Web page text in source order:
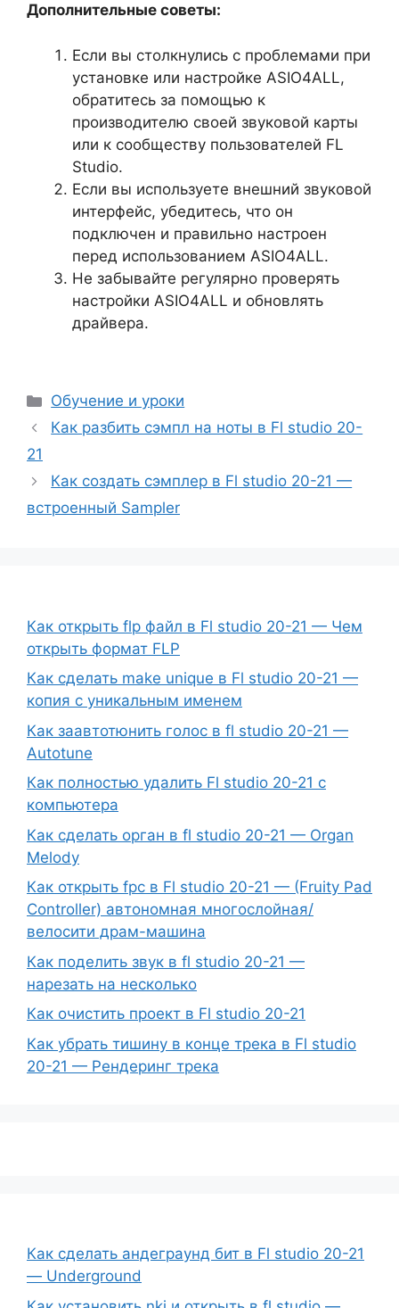
Дополнительные советы:
Если вы столкнулись с проблемами при
установке или настройке ASIO4ALL,
обратитесь за помощью к
производителю своей звуковой карты
или к сообществу пользователей FL
Studio.
Если вы используете внешний звуковой
интерфейс, убедитесь, что он
подключен и правильно настроен
перед использованием ASIO4ALL.
Не забывайте регулярно проверять
настройки ASIO4ALL и обновлять
драйвера.
Рубрики
Обучение и уроки
Как разбить сэмпл на ноты в Fl studio 20-
21
Как создать сэмплер в Fl studio 20-21 —
встроенный Sampler
Как открыть flp файл в Fl studio 20-21 — Чем
открыть формат FLP
Как сделать make unique в Fl studio 20-21 —
копия с уникальным именем
Как заавтотюнить голос в fl studio 20-21 —
Autotune
Как полностью удалить Fl studio 20-21 с
компьютера
Как сделать орган в fl studio 20-21 — Organ
Melody
Как открыть fpc в Fl studio 20-21 — (Fruity Pad
Controller) автономная многослойная/
велосити драм-машина
Как поделить звук в fl studio 20-21 —
нарезать на несколько
Как очистить проект в Fl studio 20-21
Как убрать тишину в конце трека в Fl studio
20-21 — Рендеринг трека
Как сделать андеграунд бит в Fl studio 20-21
— Underground